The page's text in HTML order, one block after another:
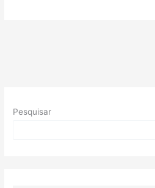
faraós
Pesquisar